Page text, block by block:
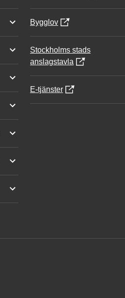
Bygglov
Stockholms stads
anslagstavla
E-tjänster